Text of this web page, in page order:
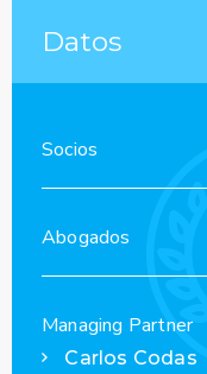
Datos
Socios
Abogados
Managing Partner
Carlos Codas